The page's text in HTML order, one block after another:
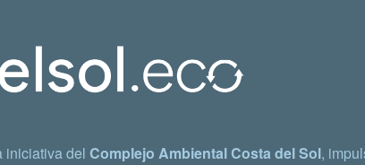
iniciativa del Complejo Ambiental Costa del Sol,